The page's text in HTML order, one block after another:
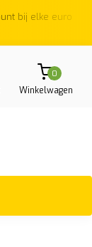
Op werkdagen;
0
Winkelwagen